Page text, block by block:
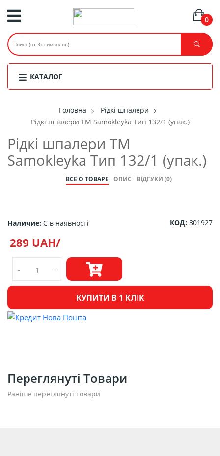
0
КАТАЛОГ
Головнa
Рідкі шпалери
Рідкі шпалери ТМ Samokleyka Тип 132/1 (упак.)
Рідкі шпалери ТМ
Samokleyka Тип 132/1 (упак.)
ВСЕ О ТОВАРЕ ОПИС ВІДГУКИ (0)
Наличие: Є в наявності КОД: 301927
289 UAH/
- +
КУПИТИ В 1 КЛІК
Переглянуті Товари
Раніше переглянуті товари